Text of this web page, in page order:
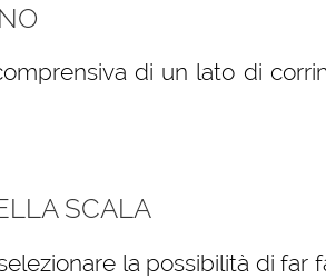
di un lato di
SCALA
la possibilità di